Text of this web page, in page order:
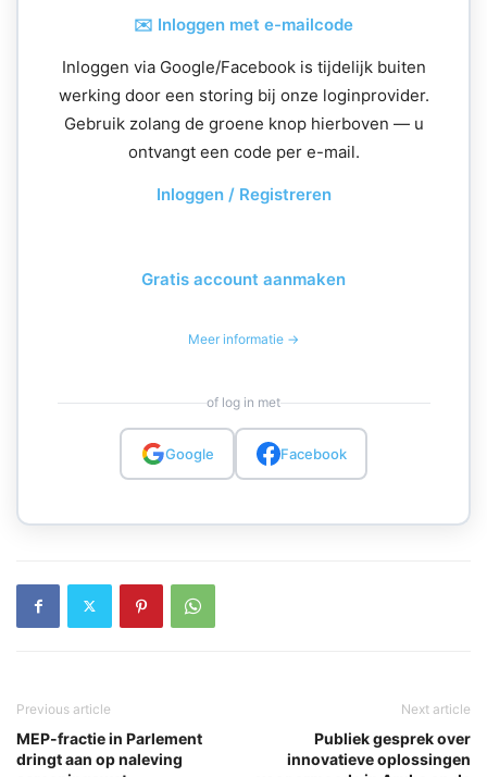
✉️ Inloggen met e-mailcode
Inloggen via Google/Facebook is tijdelijk buiten
werking door een storing bij onze loginprovider.
Gebruik zolang de groene knop hierboven — u
ontvangt een code per e-mail.
Inloggen / Registreren
Gratis account aanmaken
Meer informatie →
of log in met
Google Facebook
Previous article
MEP-fractie in Parlement
dringt aan op naleving
Next article
Publiek gesprek over
innovatieve oplossingen